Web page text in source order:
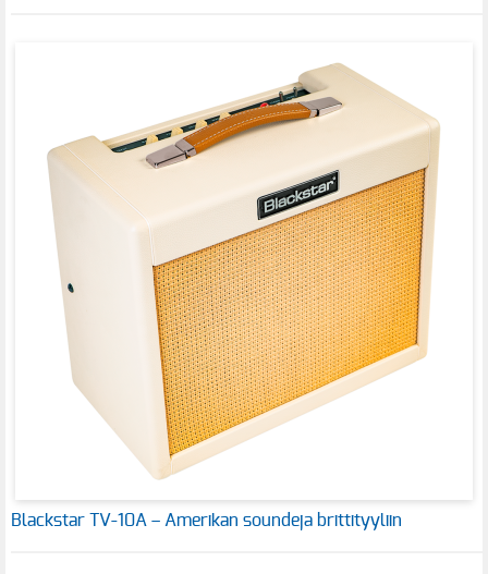
Blackstar TV-10A – Amerikan soundeja brittityyliin